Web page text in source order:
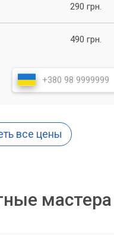
290 грн.
490 грн.
все цены
мастера